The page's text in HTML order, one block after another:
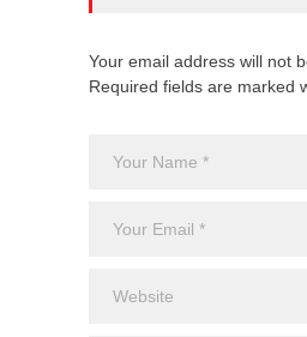
Your email address will not
Required fields are marked